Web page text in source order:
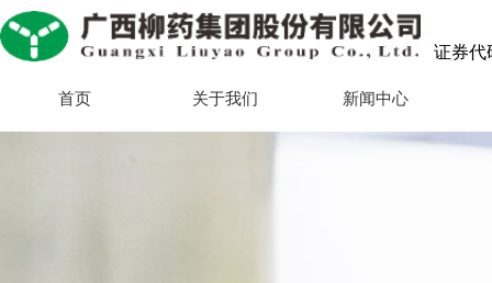
证券代
首页 关于我们 新闻中心